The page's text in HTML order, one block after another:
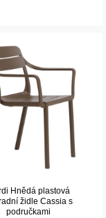
Hnědá plastová
židle Cassia s
područkami